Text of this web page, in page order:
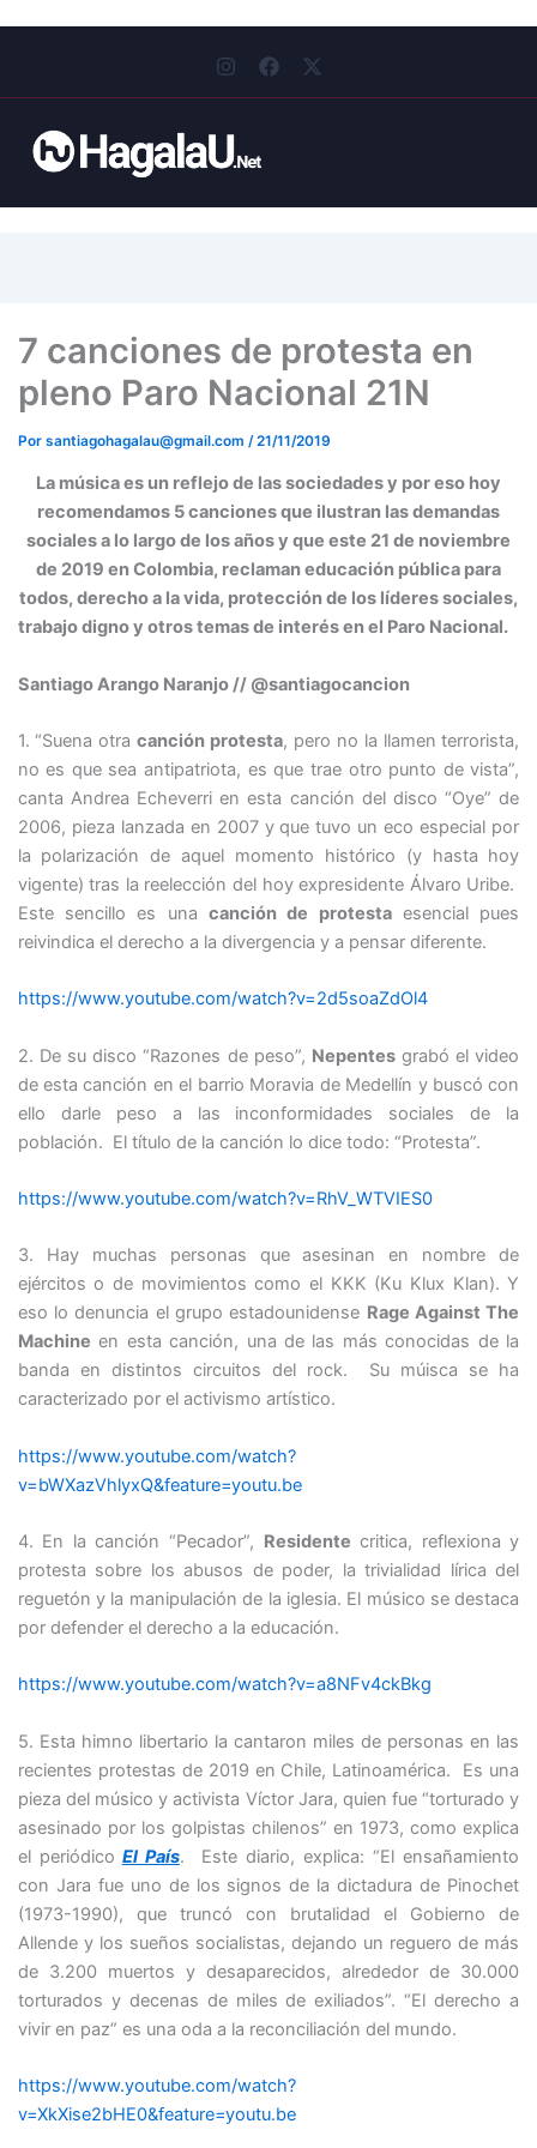
n
r
m
a
-
r
7 canciones de protesta en
pleno Paro Nacional 21N
Por santiagohagalau@gmail.com /21/11/2019
La música es un reflejo de las sociedades y por eso hoy
recomendamos 5 canciones que ilustran las demandas
sociales a lo largo de los años y que este 21 de noviembre
de 2019 en Colombia, reclaman educación pública para
todos, derecho a la vida, protección de los líderes sociales,
trabajo digno y otros temas de interés en el Paro Nacional.
Santiago Arango Naranjo // @santiagocancion
1. “Suena otracanción protesta, pero no la llamen terrorista,
no es que sea antipatriota, es que trae otro punto de vista”,
canta Andrea Echeverri en esta canción del disco “Oye” de
2006, pieza lanzada en 2007 y que tuvo un eco especial por
la polarización de aquel momento histórico (y hasta hoy
vigente) tras la reelección del hoy expresidente Álvaro Uribe.
Este sencillo es una canción de protestaesencial pues
reivindica el derecho a la divergencia y a pensar diferente.
https://www.youtube.com/watch?v=2d5soaZdOl4
2. De su disco “Razones de peso”, Nepentesgrabó el video
de esta canción en el barrio Moravia de Medellín y buscó con
ello darle peso a las inconformidades sociales de la
población. El título de la canción lo dice todo: “Protesta”.
https://www.youtube.com/watch?v=RhV_WTVIES0
3. Hay muchas personas que asesinan en nombre de
ejércitos o de movimientos como el KKK (Ku Klux Klan). Y
eso lo denuncia el grupo estadounidense Rage Against The
Machine en esta canción, una de las más conocidas de la
banda en distintos circuitos del rock. Su múisca se ha
caracterizado por el activismo artístico.
https://www.youtube.com/watch?
v=bWXazVhlyxQ&feature=youtu.be
4. En la canción “Pecador”, Residente critica, reflexiona y
protesta sobre los abusos de poder, la trivialidad lírica del
reguetón y la manipulación de la iglesia. El músico se destaca
por defender el derecho a la educación.
https://www.youtube.com/watch?v=a8NFv4ckBkg
5. Esta himno libertario la cantaron miles de personas en las
recientes protestas de 2019 en Chile, Latinoamérica. Es una
pieza del músico y activista Víctor Jara, quien fue “torturado y
asesinado por los golpistas chilenos” en 1973, como explica
el periódico El País. Este diario, explica: “El ensañamiento
con Jara fue uno de los signos de la dictadura de Pinochet
(1973-1990), que truncó con brutalidad el Gobierno de
Allende y los sueños socialistas, dejando un reguero de más
de 3.200 muertos y desaparecidos, alrededor de 30.000
torturados y decenas de miles de exiliados”. “El derecho a
vivir en paz” es una oda a la reconciliación del mundo.
https://www.youtube.com/watch?
v=XkXise2bHE0&feature=youtu.be